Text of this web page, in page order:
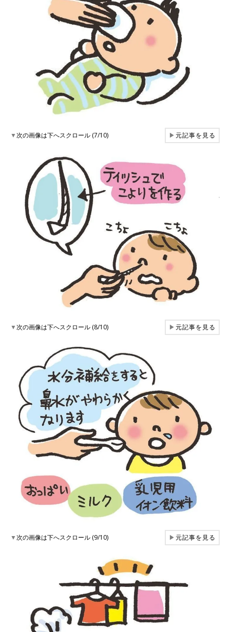
▼次の画像は下へスクロール (7/10) ▶元記事を見る
▼次の画像は下へスクロール (8/10) ▶元記事を見る
▼次の画像は下へスクロール (9/10) ▶元記事を見る